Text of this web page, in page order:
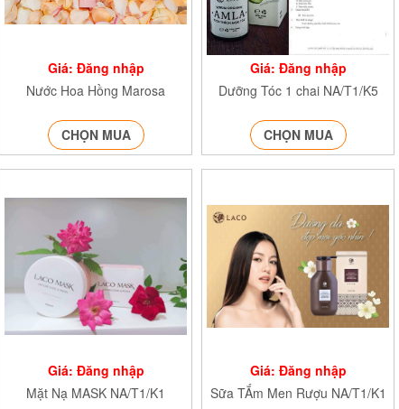
Giá: Đăng nhập
Nước Hoa Hồng Marosa
CHỌN MUA
Giá: Đăng nhập
Dưỡng Tóc 1 chai NA/T1/K5
CHỌN MUA
Giá: Đăng nhập
Mặt Nạ MASK NA/T1/K1
Giá: Đăng nhập
Sữa TẮm Men Rượu NA/T1/K1